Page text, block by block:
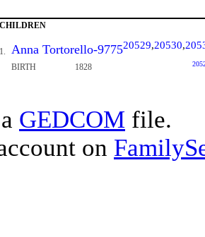
CHILDREN
1. Anna Tortorello-977520529,20530,
BIRTH 1828
GEDCOM file.
on